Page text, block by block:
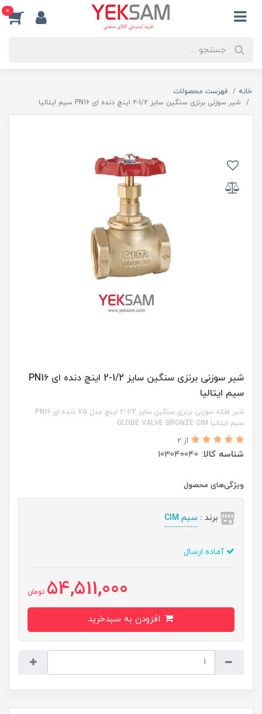
0
خانه
فهرست محصولات
شیر سوزنی برنزی سنگین سایز 1/2-2 اینچ دنده ای PN1۶ سیم ایتالیا
شیر سوزنی برنزی سنگین سایز 1/2-2 اینچ دنده ای PN1۶
سیم ایتالیا
شیر فلکه سوزنی برنزی سنگین سایز 1/2-2 اینچ مدل 75 دنده ای PN1۶
سیم ایتالیا GLOBE VALVE BRONZE CIM
از 2
شناسه کالا: 103040040
ویژگی‌های محصول
برند : سیم CIM
آماده ارسال
54,511,000 تومان